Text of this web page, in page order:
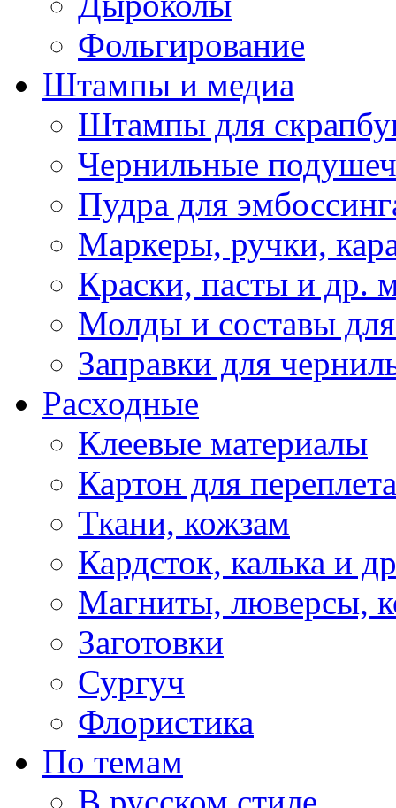
Фольгирование
Штампы и медиа
Штампы для
Чернильные
Пудра для
Маркеры, ручки,
Краски, пасты и др.
Молды и составы
Заправки для
Расходные
Клеевые материалы
Картон для переплета
Ткани, кожзам
Кардсток, калька и
Магниты, люверсы,
Заготовки
Сургуч
Флористика
По темам